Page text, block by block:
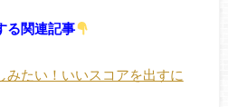
る関連記事
たい！いいスコアを出すに